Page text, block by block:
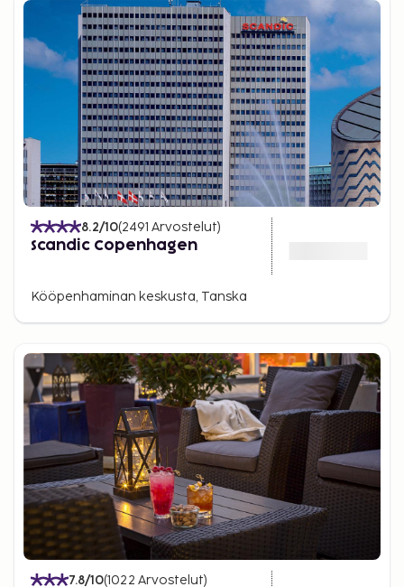
8.2/10(2491 Arvostelut)
Scandic Copenhagen
Kööpenhaminan keskusta, Tanska
7.8/10(1022 Arvostelut)